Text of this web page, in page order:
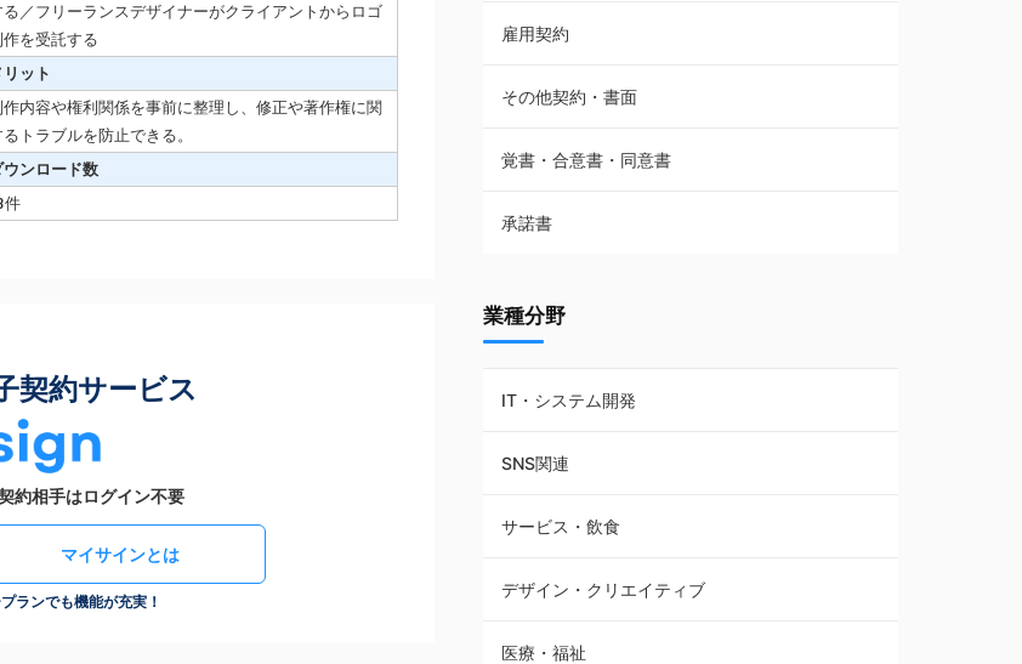
る／フリーランスデザイナーがクライアントからロゴ
作を受託する
リット
作内容や権利関係を事前に整理し、修正や著作権に関
るトラブルを防止できる。
ウンロード数
件
契約サービス
約相手はログイン不要
マイサインとは
ランでも機能が充実！
株主総会議事録・関連書類
請負契約
フランチャイズ契約
賃貸借契約
雇用契約
その他契約・書面
覚書・合意書・同意書
承諾書
業種分野
IT・システム開発
SNS関連
サービス・飲食
デザイン・クリエイティブ
医療・福祉